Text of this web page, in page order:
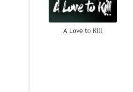
A Love to Kill